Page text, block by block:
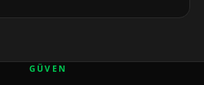
GÜVEN